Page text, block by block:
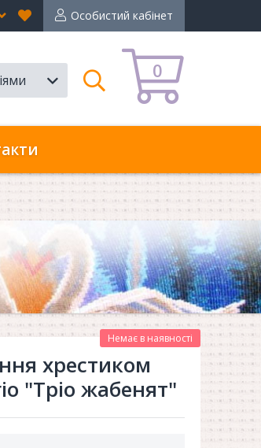
Особистий кабінет
Вибране
0
Пошук
хрестиком
"Тріо жабенят"
Немає в наявності